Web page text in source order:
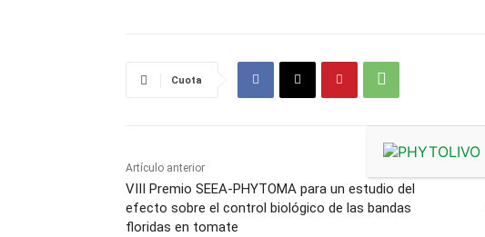
Cuota
Artículo anterior
VIII Premio SEEA-PHYTOMA para un estudio del
efecto sobre el control biológico de las bandas
floridas en tomate